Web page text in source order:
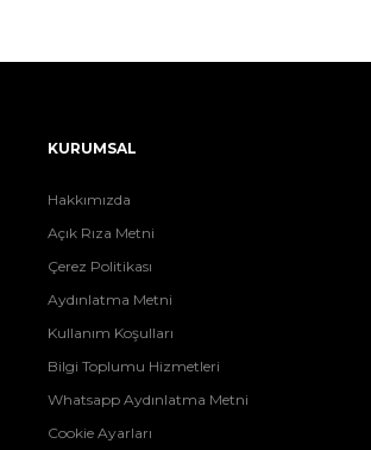
KURUMSAL
Hakkımızda
Açık Rıza Metni
Çerez Politikası
Aydınlatma Metni
Kullanım Koşulları
Bilgi Toplumu Hizmetleri
Whatsapp Aydınlatma Metni
Cookie Ayarları